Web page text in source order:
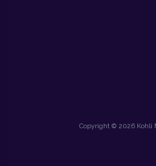
Copyright © 2026 Kohli